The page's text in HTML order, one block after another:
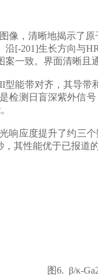
像，清晰地揭示了
沿[-201]生长方向与
案一致。界面清晰且
型能带对齐，其导带
检测日盲深紫外信
响应度提升了约三
，其性能优于已报道
图6. β/κ-Ga